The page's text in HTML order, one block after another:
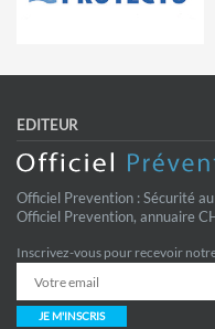
EDITEUR
Officiel Prevention : Sécurité
Officiel Prevention, annuaire
Inscrivez-vous pour recevoir
JE M'INSCRIS